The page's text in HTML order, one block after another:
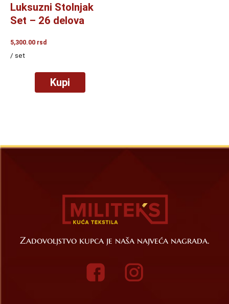
Luksuzni Stolnjak
Set – 26 delova
5,300.00 rsd
/ set
Kupi
Zadovoljstvo kupca je naša najveća nagrada.